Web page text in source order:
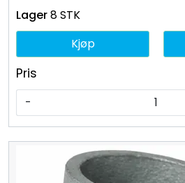
8 STK
Pris
-
Kjøp